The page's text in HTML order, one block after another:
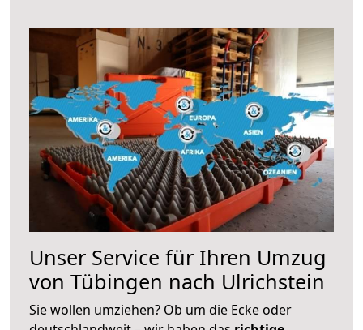
Unser Service für Ihren Umzug
von Tübingen nach Ulrichstein
Sie wollen umziehen? Ob um die Ecke oder